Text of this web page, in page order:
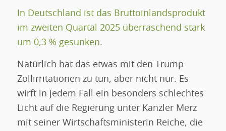
In Deutschland ist das Bruttoinlandsprodukt
im zweiten Quartal 2025 überraschend stark
um 0,3 % gesunken.
Natürlich hat das etwas mit den Trump
Zollirritationen zu tun, aber nicht nur. Es
wirft in jedem Fall ein besonders schlechtes
Licht auf die Regierung unter Kanzler Merz
mit seiner Wirtschaftsministerin Reiche, die